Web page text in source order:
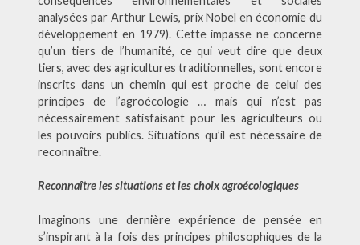
analysées par Arthur Lewis, prix Nobel en économie du
développement en 1979). Cette impasse ne concerne
qu’un tiers de l’humanité, ce qui veut dire que deux
tiers, avec des agricultures traditionnelles, sont encore
inscrits dans un chemin qui est proche de celui des
principes de l’agroécologie … mais qui n’est pas
nécessairement satisfaisant pour les agriculteurs ou
les pouvoirs publics. Situations qu’il est nécessaire de
reconnaître.
Reconnaître les situations et les choix agroécologiques
Imaginons une dernière expérience de pensée en
s’inspirant à la fois des principes philosophiques de la